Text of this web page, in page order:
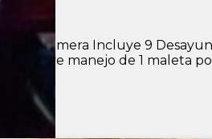
y primera Incluye 9
Incluye manejo de 1 maleta